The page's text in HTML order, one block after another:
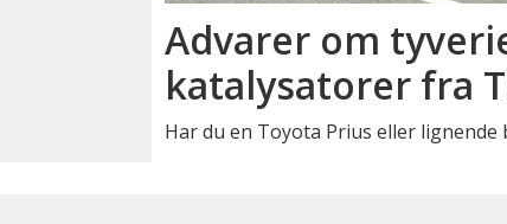
Advarer om
katalysatorer fra
Har du en Toyota Prius eller lignende